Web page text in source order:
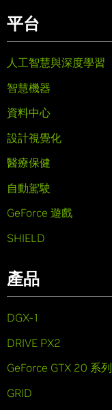
平台
人工智慧與深度學習
智慧機器
資料中心
設計視覺化
醫療保健
自動駕駛
GeForce 遊戲
SHIELD
產品
DGX-1
DRIVE PX2
GeForce GTX 20 系列
GRID